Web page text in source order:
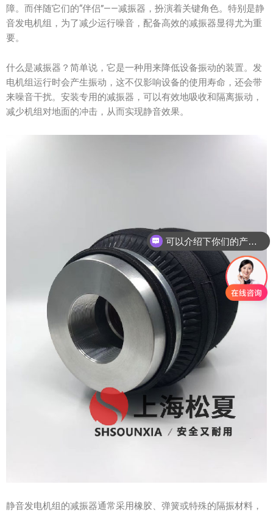
障。而伴随它们的“伴侣”——减振器，扮演着关键角色。特别是静
音发电机组，为了减少运行噪音，配备高效的减振器显得尤为重
要。
什么是减振器？简单说，它是一种用来降低设备振动的装置。发
电机组运行时会产生振动，这不仅影响设备的使用寿命，还会带
来噪音干扰。安装专用的减振器，可以有效地吸收和隔离振动，
减少机组对地面的冲击，从而实现静音效果。
静音发电机组的减振器通常采用橡胶、弹簧或特殊的隔振材料，
可以介绍下你们的产品么？